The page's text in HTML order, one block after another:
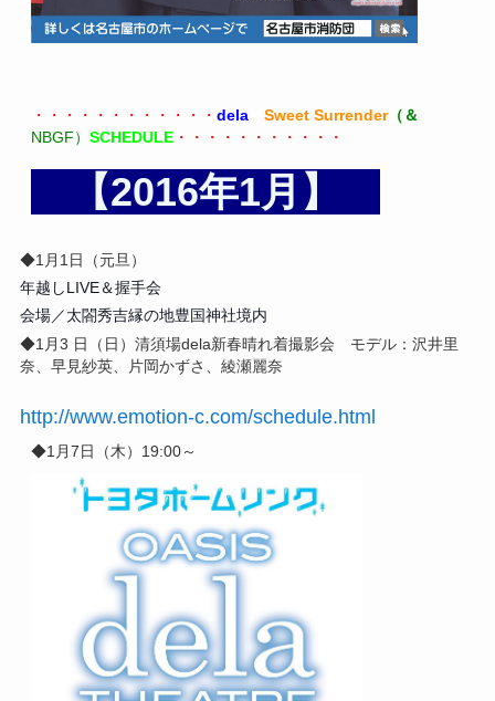
・・・・・・・・・・・・ dela Sweet Surrender（＆
NBGF） SCHEDULE・・・・・・・・・・・
【2016年1月】
◆1月1日（元旦）
年越しLIVE＆握手会
会場／太閤秀吉縁の地豊国神社境内
◆1月3 日（日） 清須場dela新春晴れ着撮影会 モデル：沢井里
奈、早見紗英、片岡かずさ、綾瀬麗奈
http://www.emotion-c.com/schedule.html
◆1月7日（木） 19:00～